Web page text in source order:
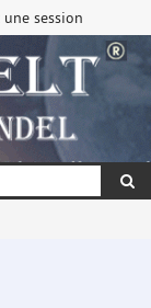
session